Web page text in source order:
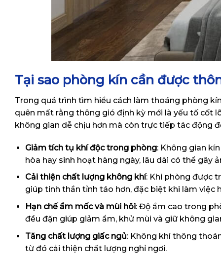
Tại sao phòng kín cần được
Trong quá trình tìm hiểu cách làm thoáng phòng
quên mất rằng thông gió định kỳ mới là yếu tố cốt
không gian dễ chịu hơn mà còn trực tiếp tác động
Giảm tích tụ khí độc trong phòng: Không gian
hòa hay sinh hoạt hàng ngày, lâu dài có thể gây
Cải thiện chất lượng không khí: Khi phòng được
giúp tinh thần tỉnh táo hơn, đặc biệt khi làm việc
Hạn chế ẩm mốc và mùi hôi: Độ ẩm cao trong
đều đặn giúp giảm ẩm, khử mùi và giữ không
Tăng chất lượng giấc ngủ: Không khí thông
từ đó cải thiện chất lượng nghỉ ngơi.